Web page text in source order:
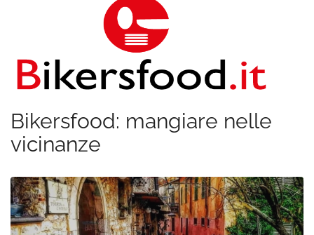
Bikersfood: mangiare nelle
vicinanze